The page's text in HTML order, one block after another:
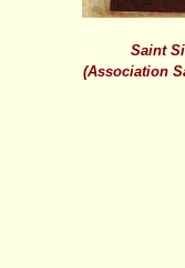
Saint
(Association